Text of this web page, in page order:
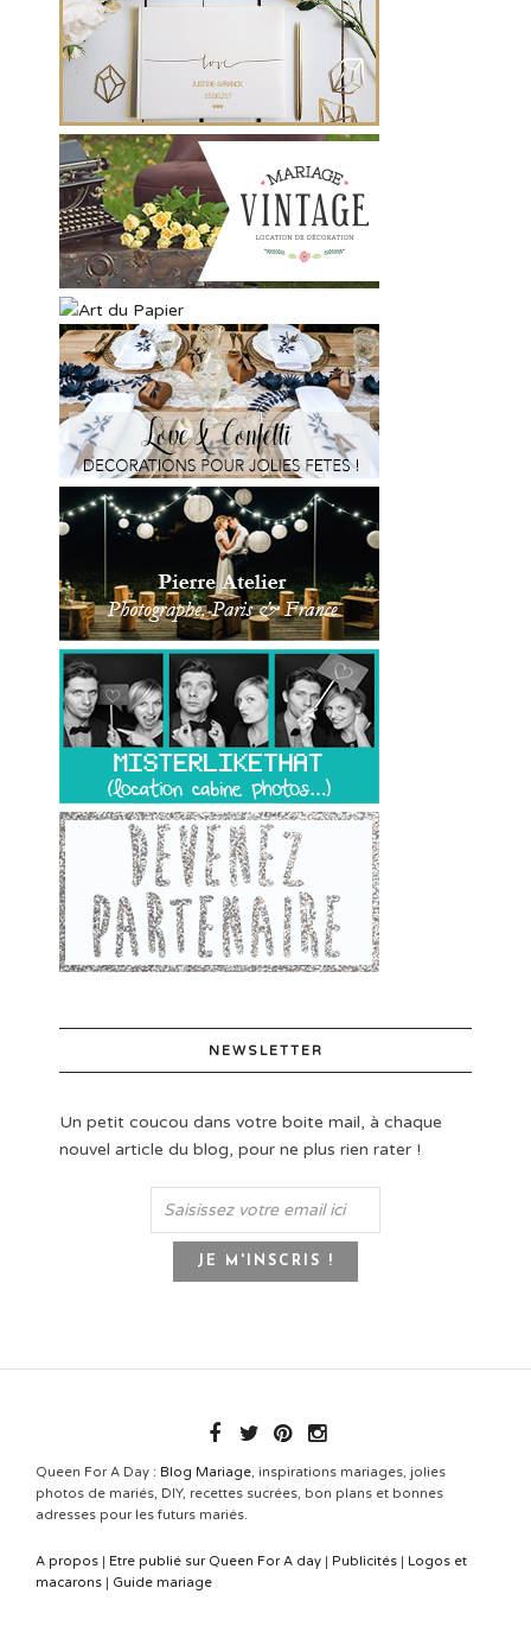
NEWSLETTER
Un petit coucou dans votre boite mail, à chaque
nouvel article du blog, pour ne plus rien rater !
Queen For A Day : Blog Mariage, inspirations mariages, jolies
photos de mariés, DIY, recettes sucrées, bon plans et bonnes
adresses pour les futurs mariés.
A propos | Etre publié sur Queen For A day | Publicités | Logos et
macarons | Guide mariage